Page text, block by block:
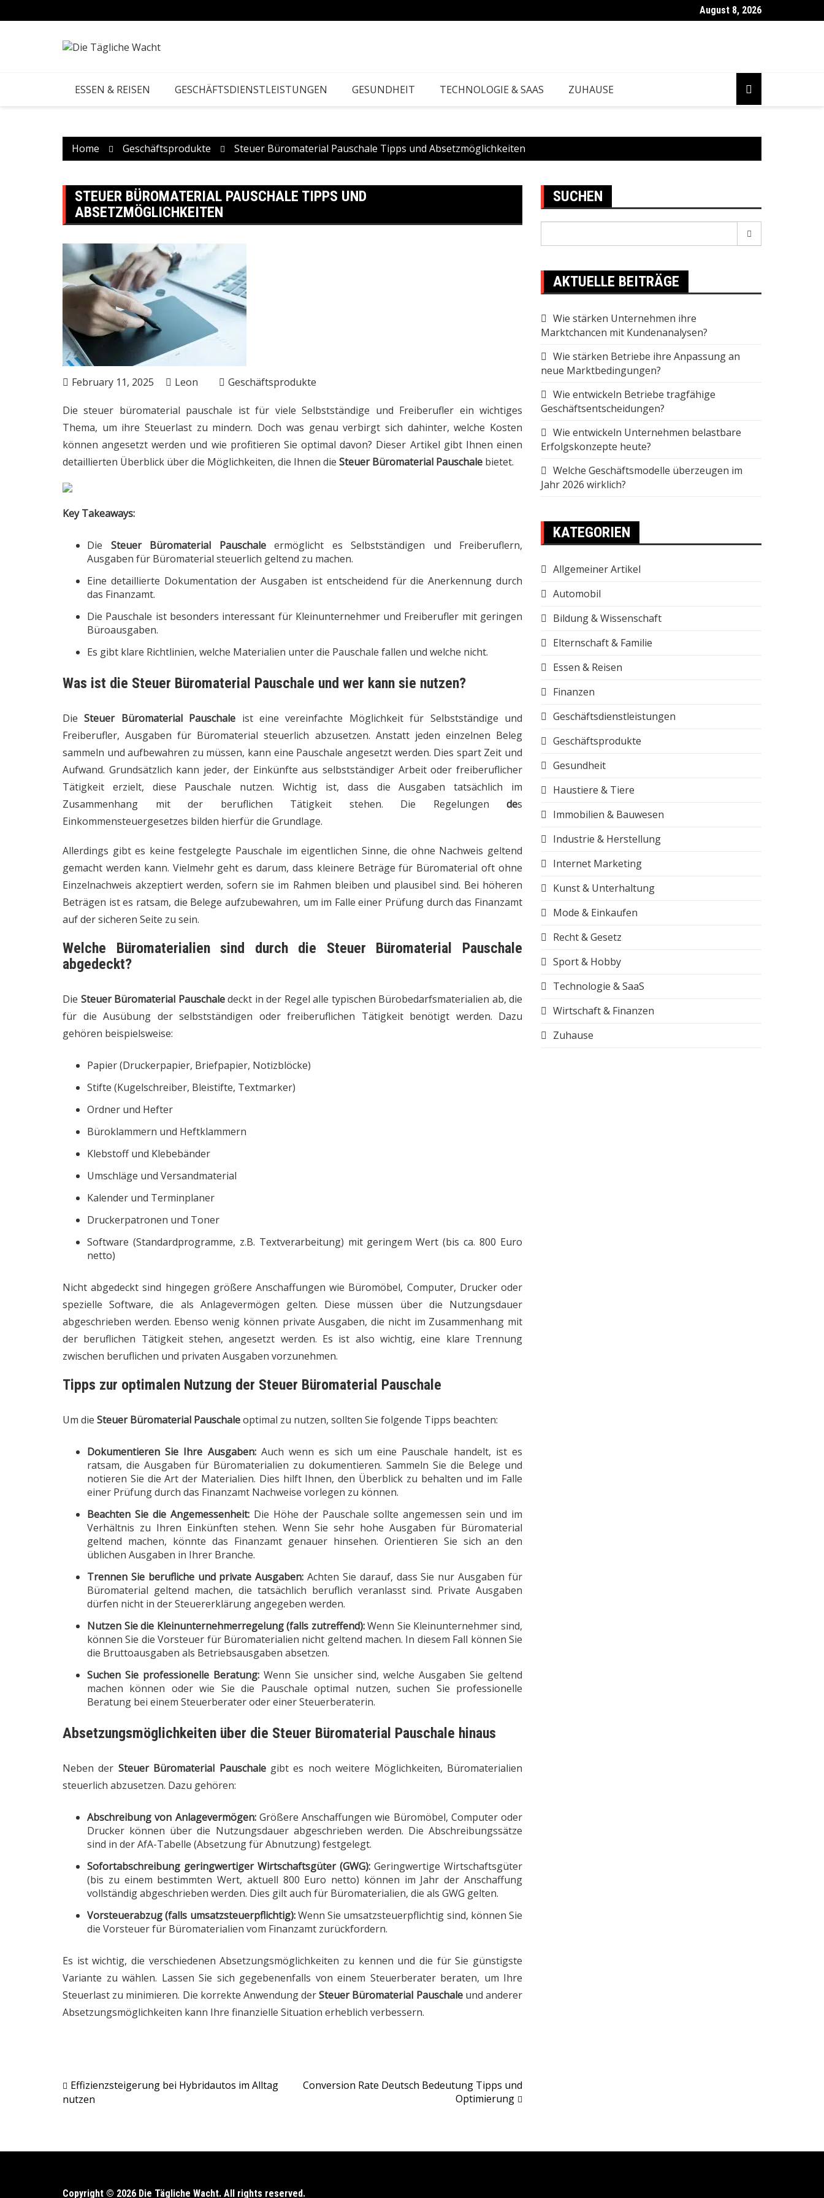
to
August 8, 2026
ESSEN & REISEN GESCHÄFTSDIENSTLEISTUNGEN GESUNDHEIT TECHNOLOGIE & SAAS ZUHAUSE
Home Geschäftsprodukte Steuer Büromaterial Pauschale Tipps und Absetzmöglichkeiten
STEUER BÜROMATERIAL PAUSCHALE TIPPS UND
ABSETZMÖGLICHKEITEN
February 11, 2025 Leon Geschäftsprodukte
Diesteuer büromaterial pauschale ist für viele Selbstständige und Freiberufler ein wichtiges
Thema, um ihre Steuerlast zu mindern. Doch was genau verbirgt sich dahinter, welche Kosten
können angesetzt werden und wie profitieren Sie optimal davon? Dieser Artikel gibt Ihnen einen
detaillierten Überblick über die Möglichkeiten, die Ihnen die Steuer Büromaterial Pauschale bietet.
Key Takeaways:
Die Steuer Büromaterial Pauschaleermöglicht es Selbstständigen und Freiberuflern,
Ausgaben für Büromaterial steuerlich geltend zu machen.
Eine detaillierte Dokumentation der Ausgaben ist entscheidend für die Anerkennung durch
das Finanzamt.
Die Pauschale ist besonders interessant für Kleinunternehmer und Freiberufler mit geringen
Büroausgaben.
Es gibt klare Richtlinien, welche Materialien unter die Pauschale fallen und welche nicht.
Was ist die Steuer Büromaterial Pauschale und wer kann sie nutzen?
DieSteuer Büromaterial Pauschale ist eine vereinfachte Möglichkeit für Selbstständige und
Freiberufler, Ausgaben für Büromaterial steuerlich abzusetzen. Anstatt jeden einzelnen Beleg
sammeln und aufbewahren zu müssen, kann eine Pauschale angesetzt werden. Dies spart Zeit und
Aufwand. Grundsätzlich kann jeder, der Einkünfte aus selbstständiger Arbeit oder freiberuflicher
Tätigkeit erzielt, diese Pauschale nutzen. Wichtig ist, dass die Ausgaben tatsächlich im
Zusammenhang mit der beruflichen Tätigkeit stehen. Die Regelungen des
Einkommensteuergesetzes bilden hierfür die Grundlage.
Allerdings gibt es keine festgelegte Pauschale im eigentlichen Sinne, die ohne Nachweis geltend
gemacht werden kann. Vielmehr geht es darum, dass kleinere Beträge für Büromaterial oft ohne
Einzelnachweis akzeptiert werden, sofern sie im Rahmen bleiben und plausibel sind. Bei höheren
Beträgen ist es ratsam, die Belege aufzubewahren, um im Falle einer Prüfung durch das Finanzamt
auf der sicheren Seite zu sein.
Welche Büromaterialien sind durch die Steuer Büromaterial Pauschale
abgedeckt?
Die Steuer Büromaterial Pauschaledeckt in der Regel alle typischen Bürobedarfsmaterialien ab, die
für die Ausübung der selbstständigen oder freiberuflichen Tätigkeit benötigt werden. Dazu
gehören beispielsweise:
Papier (Druckerpapier, Briefpapier, Notizblöcke)
Stifte (Kugelschreiber, Bleistifte, Textmarker)
Ordner und Hefter
Büroklammern und Heftklammern
Klebstoff und Klebebänder
Umschläge und Versandmaterial
Kalender und Terminplaner
Druckerpatronen und Toner
Software (Standardprogramme, z.B. Textverarbeitung) mit geringem Wert (bis ca. 800 Euro
netto)
Nicht abgedeckt sind hingegen größere Anschaffungen wie Büromöbel, Computer, Drucker oder
spezielle Software, die als Anlagevermögen gelten. Diese müssen über die Nutzungsdauer
abgeschrieben werden. Ebenso wenig können private Ausgaben, die nicht im Zusammenhang mit
der beruflichen Tätigkeit stehen, angesetzt werden. Es ist also wichtig, eine klare Trennung
zwischen beruflichen und privaten Ausgaben vorzunehmen.
Tipps zur optimalen Nutzung der Steuer Büromaterial Pauschale
Um die Steuer Büromaterial Pauschaleoptimal zu nutzen, sollten Sie folgende Tipps beachten:
Dokumentieren Sie Ihre Ausgaben:Auch wenn es sich um eine Pauschale handelt, ist es
ratsam, die Ausgaben für Büromaterialien zu dokumentieren. Sammeln Sie die Belege und
notieren Sie die Art der Materialien. Dies hilft Ihnen, den Überblick zu behalten und im Falle
einer Prüfung durch das Finanzamt Nachweise vorlegen zu können.
Beachten Sie die Angemessenheit: Die Höhe der Pauschale sollte angemessen sein und im
Verhältnis zu Ihren Einkünften stehen. Wenn Sie sehr hohe Ausgaben für Büromaterial
geltend machen, könnte das Finanzamt genauer hinsehen. Orientieren Sie sich an den
üblichen Ausgaben in Ihrer Branche.
Trennen Sie berufliche und private Ausgaben: Achten Sie darauf, dass Sie nur Ausgaben für
Büromaterial geltend machen, die tatsächlich beruflich veranlasst sind. Private Ausgaben
dürfen nicht in der Steuererklärung angegeben werden.
Nutzen Sie die Kleinunternehmerregelung (falls zutreffend):Wenn Sie Kleinunternehmer sind,
können Sie die Vorsteuer für Büromaterialien nicht geltend machen. In diesem Fall können Sie
die Bruttoausgaben als Betriebsausgaben absetzen.
Suchen Sie professionelle Beratung: Wenn Sie unsicher sind, welche Ausgaben Sie geltend
machen können oder wie Sie die Pauschale optimal nutzen, suchen Sie professionelle
Beratung bei einem Steuerberater oder einer Steuerberaterin.
Absetzungsmöglichkeiten über die Steuer Büromaterial Pauschale hinaus
Neben der Steuer Büromaterial Pauschalegibt es noch weitere Möglichkeiten, Büromaterialien
steuerlich abzusetzen. Dazu gehören:
Abschreibung von Anlagevermögen:Größere Anschaffungen wie Büromöbel, Computer oder
Drucker können über die Nutzungsdauer abgeschrieben werden. Die Abschreibungssätze
sind in der AfA-Tabelle (Absetzung für Abnutzung) festgelegt.
Sofortabschreibung geringwertiger Wirtschaftsgüter (GWG): Geringwertige Wirtschaftsgüter
(bis zu einem bestimmten Wert, aktuell 800 Euro netto) können im Jahr der Anschaffung
vollständig abgeschrieben werden. Dies gilt auch für Büromaterialien, die als GWG gelten.
Vorsteuerabzug (falls umsatzsteuerpflichtig):Wenn Sie umsatzsteuerpflichtig sind, können Sie
die Vorsteuer für Büromaterialien vom Finanzamt zurückfordern.
Es ist wichtig, die verschiedenen Absetzungsmöglichkeiten zu kennen und die für Sie günstigste
Variante zu wählen. Lassen Sie sich gegebenenfalls von einem Steuerberater beraten, um Ihre
Steuerlast zu minimieren. Die korrekte Anwendung derSteuer Büromaterial Pauschaleund anderer
Absetzungsmöglichkeiten kann Ihre finanzielle Situation erheblich verbessern.
Post
Effizienzsteigerung bei Hybridautos im Alltag
nutzen
Conversion Rate Deutsch Bedeutung Tipps und
Optimierung
SUCHEN
AKTUELLE BEITRÄGE
Wie stärken Unternehmen ihre
Marktchancen mit Kundenanalysen?
Wie stärken Betriebe ihre Anpassung an
neue Marktbedingungen?
Wie entwickeln Betriebe tragfähige
Geschäftsentscheidungen?
Wie entwickeln Unternehmen belastbare
Erfolgskonzepte heute?
Welche Geschäftsmodelle überzeugen im
Jahr 2026 wirklich?
KATEGORIEN
Allgemeiner Artikel
Automobil
Bildung & Wissenschaft
Elternschaft & Familie
Essen & Reisen
Finanzen
Geschäftsdienstleistungen
Geschäftsprodukte
Gesundheit
Haustiere & Tiere
Immobilien & Bauwesen
Industrie & Herstellung
Internet Marketing
Kunst & Unterhaltung
Mode & Einkaufen
Recht & Gesetz
Sport & Hobby
Technologie & SaaS
Wirtschaft & Finanzen
Zuhause
Copyright © 2026 Die Tägliche Wacht. All rights reserved.